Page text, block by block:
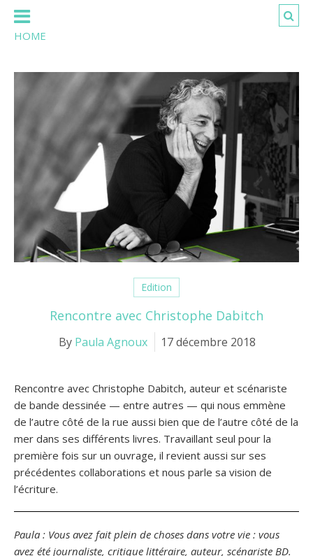
HOME
Edition
Rencontre avec Christophe Dabitch
By Paula Agnoux 17 décembre 2018
Rencontre avec Christophe Dabitch, auteur et scénariste
de bande dessinée — entre autres — qui nous emmène
de l’autre côté de la rue aussi bien que de l’autre côté de la
mer dans ses différents livres. Travaillant seul pour la
première fois sur un ouvrage, il revient aussi sur ses
précédentes collaborations et nous parle sa vision de
l’écriture.
Paula : Vous avez fait plein de choses dans votre vie : vous
avez été journaliste, critique littéraire, auteur, scénariste BD.